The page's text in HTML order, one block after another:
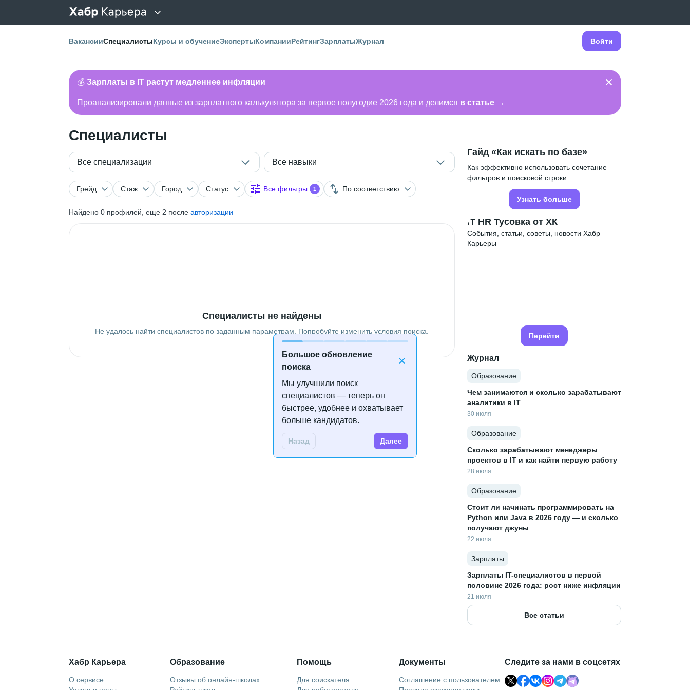
ВакансииСпециалистыКурсы и обучениеЭкспертыКомпанииРейтингЗарплатыЖурнал Войти
💰 Зарплаты в IT растут медленнее инфляции
Проанализировали данные из зарплатного калькулятора за первое полугодие 2026 года и делимся в статье →
Специалисты
Все специализации Все навыки
Грейд Стаж Город Статус Все фильтры 1 По соответствию
Найдено 0 профилей, еще 2 после авторизации
Большое обновление
поиска
Мы улучшили поиск
специалистов — теперь он
быстрее, удобнее и охватывает
больше кандидатов.
Назад Далее
Специалисты не найдены
Не удалось найти специалистов по заданным параметрам. Попробуйте изменить условия поиска.
Гайд «Как искать по базе»
Как эффективно использовать сочетание
фильтров и поисковой строки
Узнать больше
IT HR Тусовка от ХК
События, статьи, советы, новости Хабр
Карьеры
Перейти
Журнал
Образование
Чем занимаются и сколько зарабатывают
аналитики в IT
30 июля
Образование
Сколько зарабатывают менеджеры
проектов в IT и как найти первую работу
28 июля
Образование
Стоит ли начинать программировать на
Python или Java в 2026 году — и сколько
получают джуны
22 июля
Зарплаты
Зарплаты IT-специалистов в первой
половине 2026 года: рост ниже инфляции
21 июля
Все статьи
Хабр Карьера
О сервисе
Образование
Отзывы об онлайн-школах
Помощь
Для соискателя
Документы
Соглашение с пользователем
Следите за нами в соцсетях